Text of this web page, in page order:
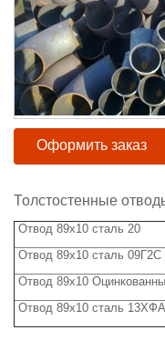
Оформить заказ
Толстостенные
Отвод 89х10 сталь 20
Отвод 89х10 сталь 09Г2С
Отвод 89х10
Отвод 89х10 сталь 13ХФА